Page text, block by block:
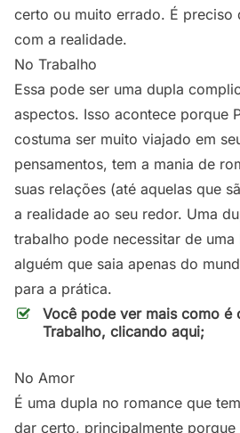
certo ou muito errado. É preciso
com a realidade.
No Trabalho
Essa pode ser uma dupla
aspectos. Isso acontece porque
costuma ser muito viajado em
pensamentos, tem a mania de
suas relações (até aquelas que
a realidade ao seu redor. Uma
trabalho pode necessitar de
alguém que saia apenas do
para a prática.
Você pode ver mais como é
Trabalho, clicando aqui;
No Amor
É uma dupla no romance que
dar certo, principalmente porque